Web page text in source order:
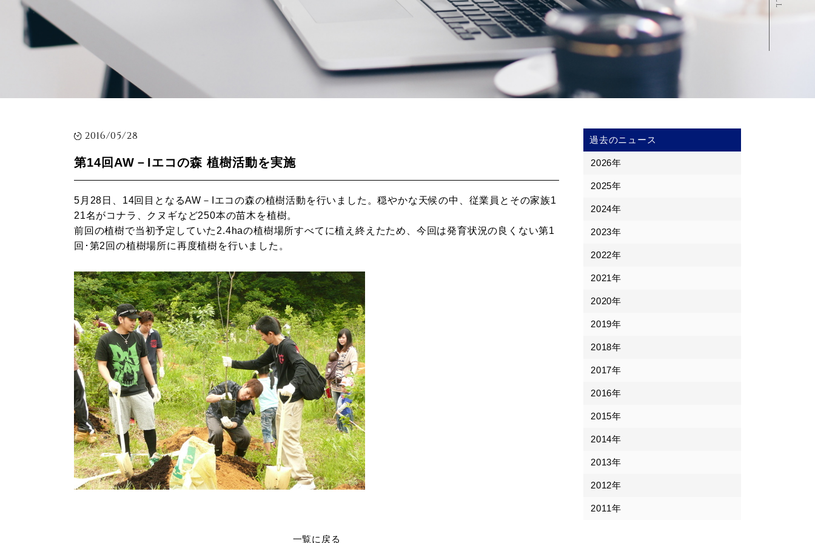
2016/05/28
第14回AW－Iエコの森 植樹活動を実施
5月28日、14回目となるAW－Iエコの森の植樹活動を行いました。穏やかな天候の中、従業員とその家族1
21名がコナラ、クヌギなど250本の苗木を植樹。
前回の植樹で当初予定していた2.4haの植樹場所すべてに植え終えたため、今回は発育状況の良くない第1
回･第2回の植樹場所に再度植樹を行いました。
一覧に戻る
過去のニュース
2026年
2025年
2024年
2023年
2022年
2021年
2020年
2019年
2018年
2017年
2016年
2015年
2014年
2013年
2012年
2011年